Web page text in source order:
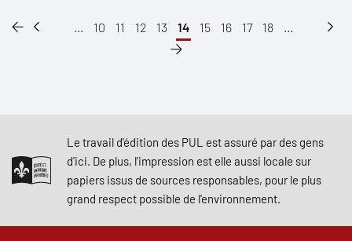
... 10 11 12 13 14 15 16 17 18 ...
Le travail d'édition des PUL est assuré par des gens
d'ici. De plus, l'impression est elle aussi locale sur
papiers issus de sources responsables, pour le plus
grand respect possible de l'environnement.